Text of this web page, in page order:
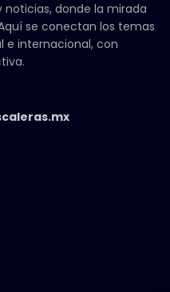
noticias, donde la mirada
se conectan los temas
e internacional, con